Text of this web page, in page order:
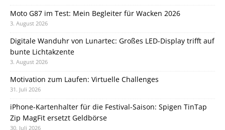
Moto G87 im Test: Mein Begleiter für Wacken 2026
3. August 2026
Digitale Wanduhr von Lunartec: Großes LED-Display trifft auf
bunte Lichtakzente
3. August 2026
Motivation zum Laufen: Virtuelle Challenges
31. Juli 2026
iPhone-Kartenhalter für die Festival-Saison: Spigen TinTap
Zip MagFit ersetzt Geldbörse
30. Juli 2026